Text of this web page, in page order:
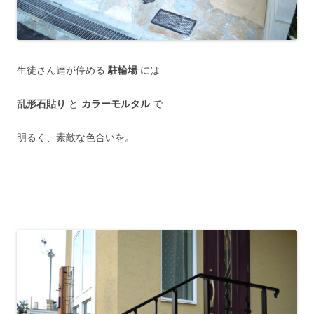
生徒さん達が停める駐輪場 には
乱形石貼り と カラーモルタルで
明るく、素敵な色合いを。